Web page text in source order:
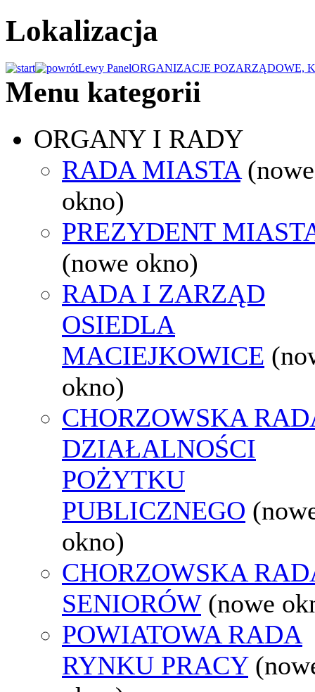
Lokalizacja
Lewy PanelORGANIZACJE POZARZĄDOWE,
Menu kategorii
ORGANY I RADY
RADA MIASTA (nowe
okno)
PREZYDENT
(nowe okno)
RADA I ZARZĄD
OSIEDLA
MACIEJKOWICE
okno)
CHORZOWSKA
DZIAŁALNOŚCI
POŻYTKU
PUBLICZNEGO
okno)
CHORZOWSKA
SENIORÓW (nowe
POWIATOWA RADA
RYNKU PRACY